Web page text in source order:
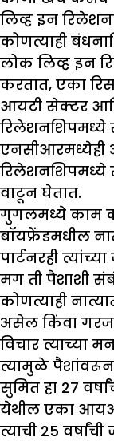
लिव्ह इन
कोणत्याही
लोक लिव्ह इन
करतात, एका
आयटी सेक्टर
रिलेशनशिपमध्ये
एनसीआरमध्येही
रिलेशनशिपमध्ये
वाटून घेतात.
गुगलमध्ये काम
बॉयफ्रेंडमधील
पार्टनरही
मग ती पैशाशी
कोणत्याही
असेल किंवा
विचार त्याच्या
त्यामुळे पैशांवरून
सुमित हा 27
येथील एका
त्याची 25